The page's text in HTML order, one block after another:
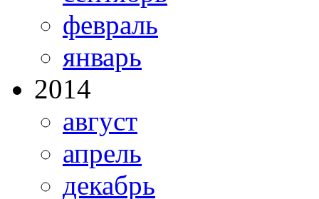
февраль
январь
2014
август
апрель
декабрь